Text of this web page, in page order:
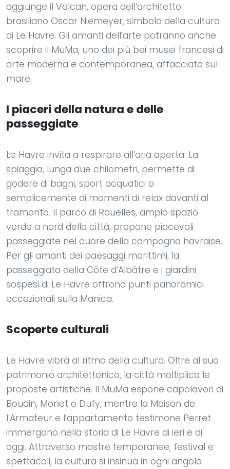
aggiunge il Volcan, opera dell’architetto
brasiliano Oscar Niemeyer, simbolo della cultura
di Le Havre. Gli amanti dell’arte potranno anche
scoprire il MuMa, uno dei più bei musei francesi di
arte moderna e contemporanea, affacciato sul
mare.
I piaceri della natura e delle
passeggiate
Le Havre invita a respirare all’aria aperta. La
spiaggia, lunga due chilometri, permette di
godere di bagni, sport acquatici o
semplicemente di momenti di relax davanti al
tramonto. Il parco di Rouelles, ampio spazio
verde a nord della città, propone piacevoli
passeggiate nel cuore della campagna havraise.
Per gli amanti dei paesaggi marittimi, la
passeggiata della Côte d’Albâtre e i giardini
sospesi di Le Havre offrono punti panoramici
eccezionali sulla Manica.
Scoperte culturali
Le Havre vibra al ritmo della cultura. Oltre al suo
patrimonio architettonico, la città moltiplica le
proposte artistiche. Il MuMa espone capolavori di
Boudin, Monet o Dufy, mentre la Maison de
l'Armateur e l’appartamento testimone Perret
immergono nella storia di Le Havre di ieri e di
oggi. Attraverso mostre temporanee, festival e
spettacoli, la cultura si insinua in ogni angolo